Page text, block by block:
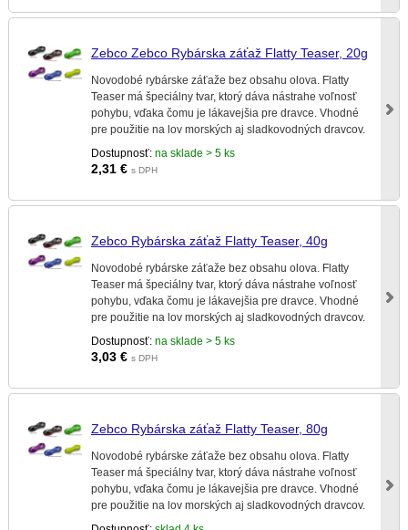
Zebco Zebco Rybárska záťaž Flatty Teaser, 20g
Novodobé rybárske záťaže bez obsahu olova. Flatty
Teaser má špeciálny tvar, ktorý dáva nástrahe voľnosť
pohybu, vďaka čomu je lákavejšia pre dravce. Vhodné
pre použitie na lov morských aj sladkovodných dravcov.
Dostupnosť: na sklade > 5 ks
2,31 € s DPH
Zebco Rybárska záťaž Flatty Teaser, 40g
Novodobé rybárske záťaže bez obsahu olova. Flatty
Teaser má špeciálny tvar, ktorý dáva nástrahe voľnosť
pohybu, vďaka čomu je lákavejšia pre dravce. Vhodné
pre použitie na lov morských aj sladkovodných dravcov.
Dostupnosť: na sklade > 5 ks
3,03 € s DPH
Zebco Rybárska záťaž Flatty Teaser, 80g
Novodobé rybárske záťaže bez obsahu olova. Flatty
Teaser má špeciálny tvar, ktorý dáva nástrahe voľnosť
pohybu, vďaka čomu je lákavejšia pre dravce. Vhodné
pre použitie na lov morských aj sladkovodných dravcov.